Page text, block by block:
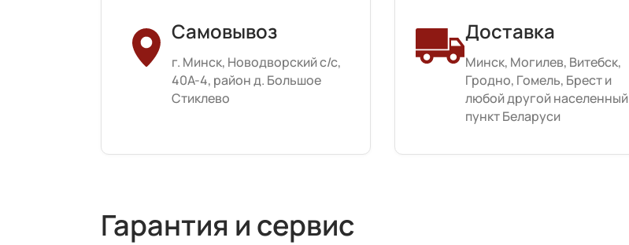
Самовывоз
г. Минск, Новодворский с/с,
40А-4, район д. Большое
Стиклево
Доставка
Минск, Могилев, Витебск,
Гродно, Гомель, Брест и
любой другой населенный
пункт Беларуси
Гарантия и сервис